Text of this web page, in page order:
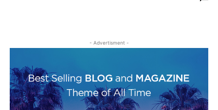
- Advertisment -